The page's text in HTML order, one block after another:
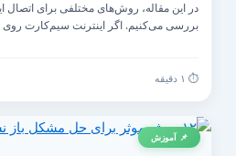
در این مقاله، روش‌های مختلفی برای اتصال
بررسی می‌کنیم. اگر اینترنت سیم‌کارت روی
📌 آموزش